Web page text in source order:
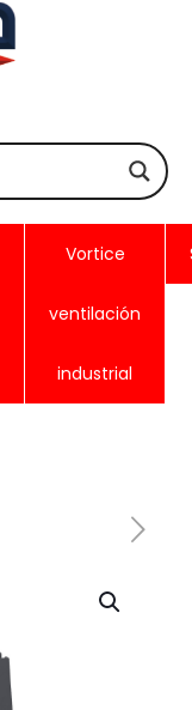
Vortice
ventilación
industrial